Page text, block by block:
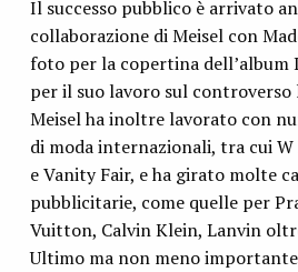
Il successo pubblico è arrivato
collaborazione di Meisel con
foto per la copertina dell’album
per il suo lavoro sul
Meisel ha inoltre lavorato con
di moda internazionali, tra cui
e Vanity Fair, e ha girato molte
pubblicitarie, come quelle per
Vuitton, Calvin Klein, Lanvin
Ultimo ma non meno